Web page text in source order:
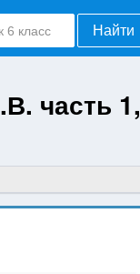
Найти
часть 1,